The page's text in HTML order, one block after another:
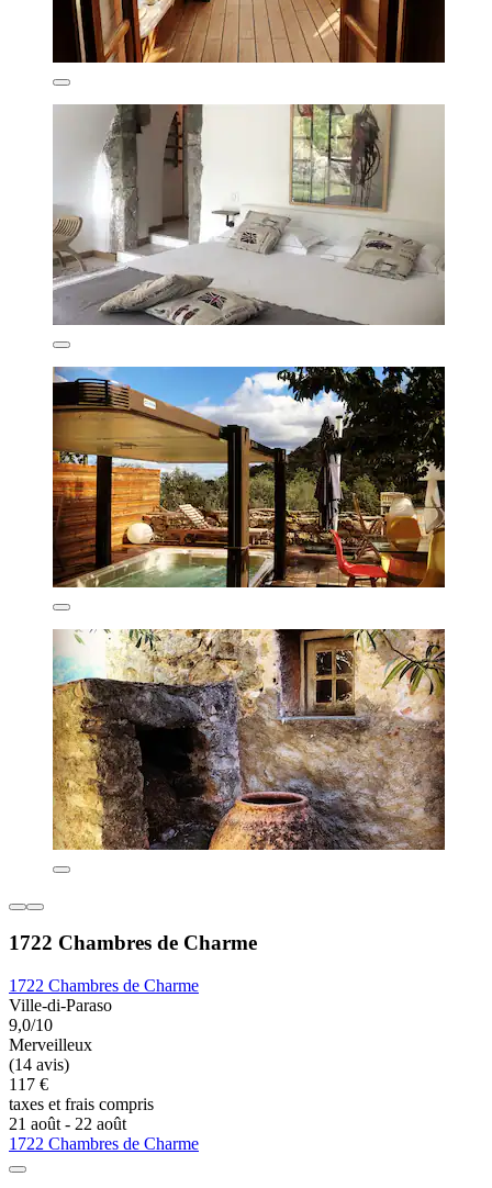
1722 Chambres de Charme
1722 Chambres de Charme
Ville-di-Paraso
9,0/10
Merveilleux
(14 avis)
117 €
taxes et frais compris
21 août - 22 août
1722 Chambres de Charme